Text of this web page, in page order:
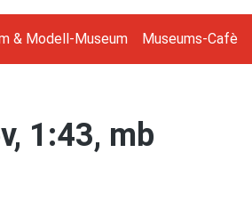
& Modell-Museum Museums-Cafè
1:43, mb